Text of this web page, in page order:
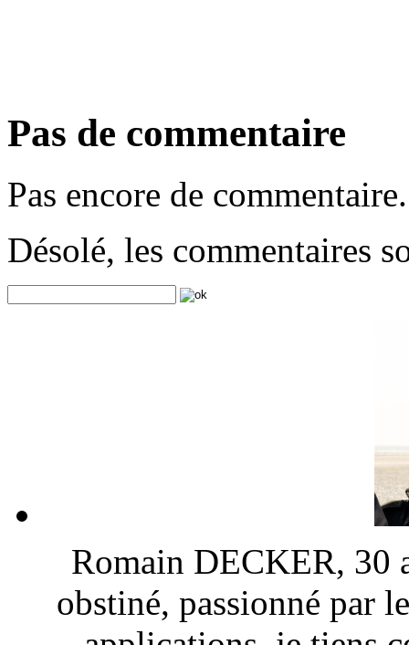
Pas de commentaire
Pas encore de commentaire.
Désolé, les commentaires
Romain DECKER, 30
obstiné, passionné par